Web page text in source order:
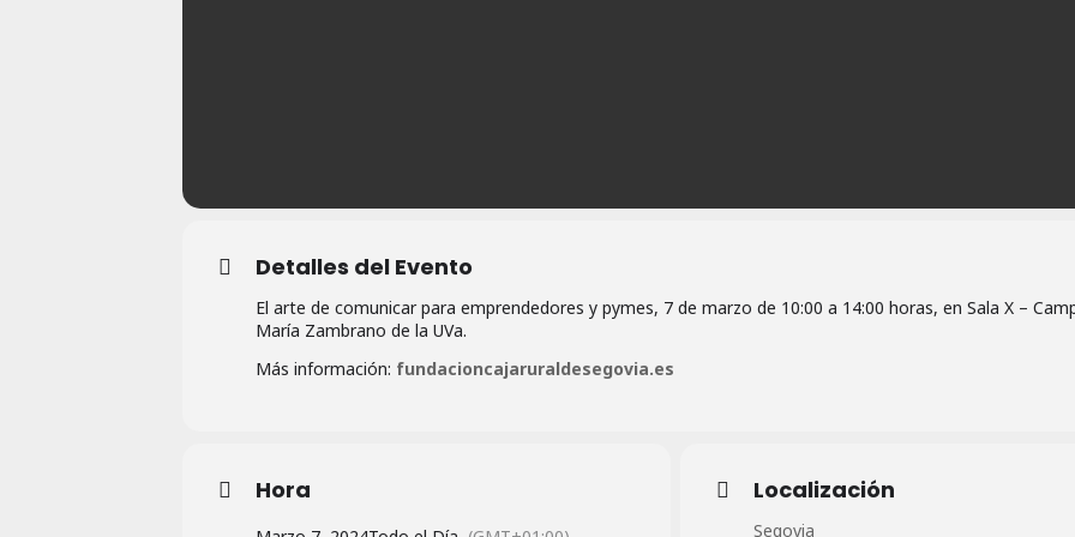
Detalles del Evento
El arte de comunicar para emprendedores y pymes, 7 de marzo de 10:00 a 14:00 horas, en Sala X –
María Zambrano de la UVa.
Más información: fundacioncajaruraldesegovia.es
Hora Localización
Segovia